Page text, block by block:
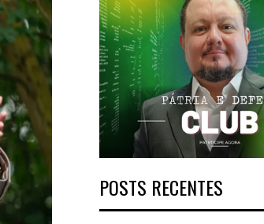
POSTS RECENTES